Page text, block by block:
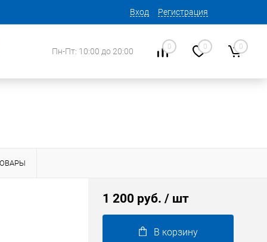
Вход Регистрация
Пн-Пт: 10:00 до 20:00 0 0 0
1 200 руб. / шт
В корзину